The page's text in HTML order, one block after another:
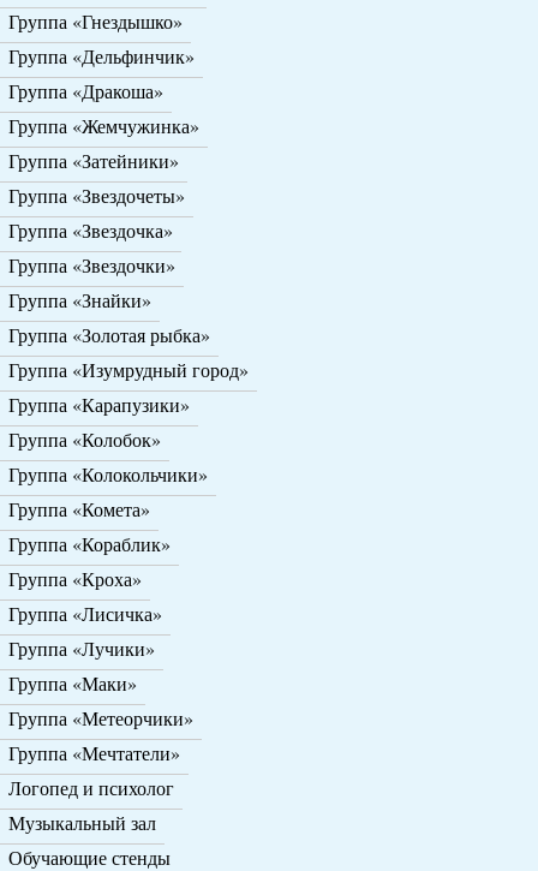
Группа «Гнездышко»
Группа «Дельфинчик»
Группа «Дракоша»
Группа «Жемчужинка»
Группа «Затейники»
Группа «Звездочеты»
Группа «Звездочка»
Группа «Звездочки»
Группа «Знайки»
Группа «Золотая рыбка»
Группа «Изумрудный город»
Группа «Карапузики»
Группа «Колобок»
Группа «Колокольчики»
Группа «Комета»
Группа «Кораблик»
Группа «Кроха»
Группа «Лисичка»
Группа «Лучики»
Группа «Маки»
Группа «Метеорчики»
Группа «Мечтатели»
Логопед и психолог
Музыкальный зал
Обучающие стенды